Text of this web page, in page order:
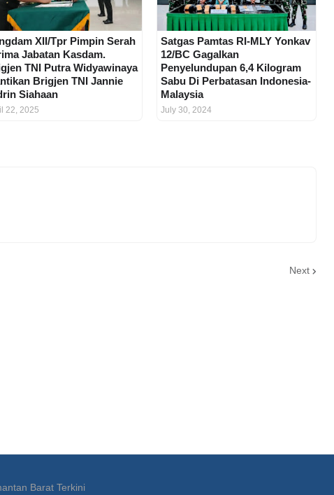
XII/Tpr Pimpin Serah
Jabatan Kasdam.
TNI Putra Widyawinaya
Brigjen TNI Jannie
Siahaan
22, 2025
Satgas Pamtas RI-MLY Yonkav
12/BC Gagalkan
Penyelundupan 6,4 Kilogram
Sabu Di Perbatasan Indonesia-
Malaysia
July 30, 2024
Next
Barat Terkini